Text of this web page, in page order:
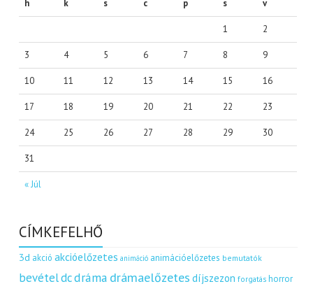
h
k s c p s v
« Júl
1 2
3 4 5 6 7 8 9
10 11 12 13 14 15 16
17 18 19 20 21 22 23
24 25 26 27 28 29 30
31
CÍMKEFELHŐ
3d akció akcióelőzetes animáció animációelőzetes bemutatók
bevételdcdráma drámaelőzetes díjszezon forgatás horror